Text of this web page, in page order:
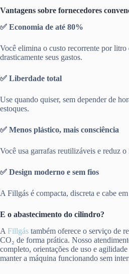
Vantagens sobre fornecedores
✅ Economia de até 80%
Você elimina o custo recorrente por litro
drasticamente seus gastos.
✅ Liberdade total
Use quando quiser, sem depender de
estoques.
✅ Menos plástico, mais consciência
Você usa garrafas reutilizáveis e reduz
✅ Design moderno e sem fios
A Fillgás é compacta, discreta e cabe
E o abastecimento do cilindro?
A Fillgás também oferece o serviço de
CO₂ de forma prática. Nosso
completo, orientações de uso e
manter a máquina funcionando sem